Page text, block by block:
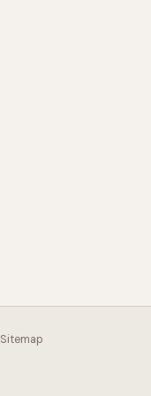
Sitemap